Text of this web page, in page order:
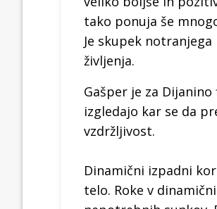
tako ponuja še
Je skupek
življenja.
Gašper je za
izgledajo kar se da
vzdržljivost.
Dinamični izpadni
telo. Roke v